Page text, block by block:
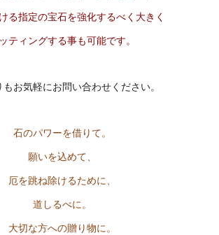
る指定の宝石を強化するべく大きく
ティングする事も可能です。
もお気軽にお問い合わせください。
石のパワーを借りて。
願いを込めて、
厄を跳ね除けるために、
道しるべに。
大切な方への贈り物に。